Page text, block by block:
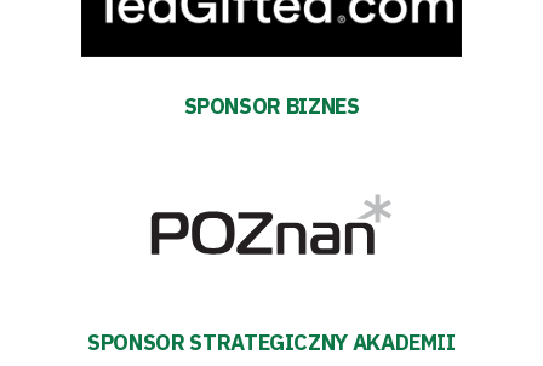
#WARTOpobrać
SPONSOR BIZNES
SPONSOR STRATEGICZNY AKADEMII